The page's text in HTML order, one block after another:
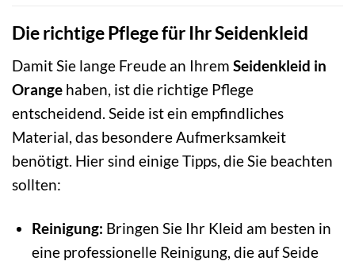
Die richtige Pflege für Ihr Seidenkleid
Damit Sie lange Freude an Ihrem Seidenkleid in
Orange haben, ist die richtige Pflege
entscheidend. Seide ist ein empfindliches
Material, das besondere Aufmerksamkeit
benötigt. Hier sind einige Tipps, die Sie beachten
sollten:
Reinigung: Bringen Sie Ihr Kleid am besten in
eine professionelle Reinigung, die auf Seide